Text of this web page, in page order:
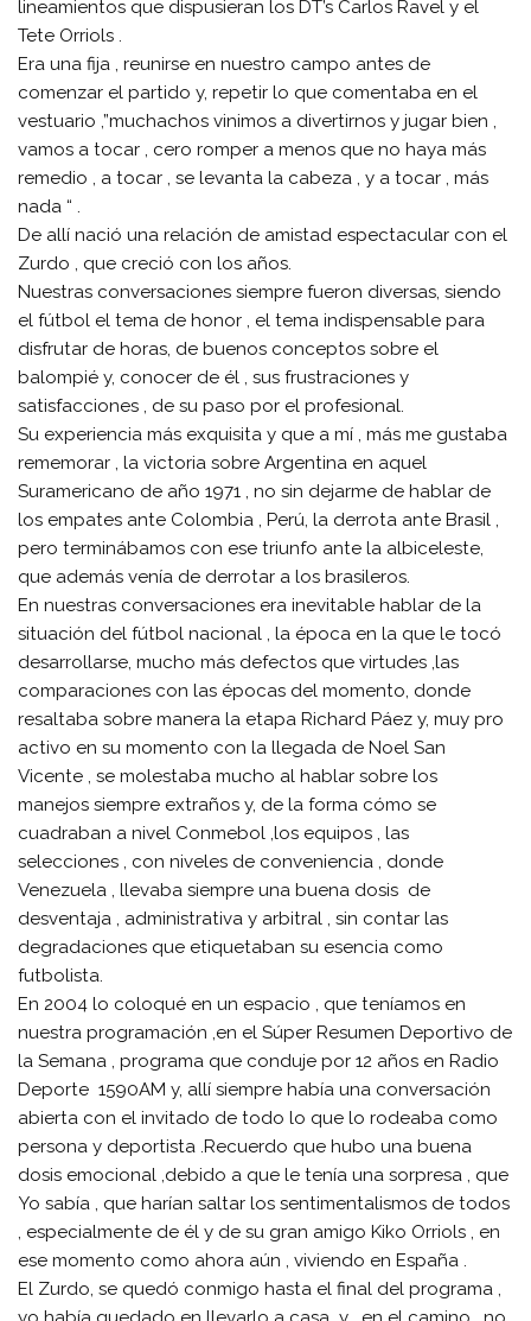
lineamientos que dispusieran los DT’s Carlos Ravel y el
Tete Orriols .
Era una fija , reunirse en nuestro campo antes de
comenzar el partido y, repetir lo que comentaba en el
vestuario ,”muchachos vinimos a divertirnos y jugar bien ,
vamos a tocar , cero romper a menos que no haya más
remedio , a tocar , se levanta la cabeza , y a tocar , más
nada “ .
De allí nació una relación de amistad espectacular con el
Zurdo , que creció con los años.
Nuestras conversaciones siempre fueron diversas, siendo
el fútbol el tema de honor , el tema indispensable para
disfrutar de horas, de buenos conceptos sobre el
balompié y, conocer de él , sus frustraciones y
satisfacciones , de su paso por el profesional.
Su experiencia más exquisita y que a mí , más me gustaba
rememorar , la victoria sobre Argentina en aquel
Suramericano de año 1971 , no sin dejarme de hablar de
los empates ante Colombia , Perú, la derrota ante Brasil ,
pero terminábamos con ese triunfo ante la albiceleste,
que además venía de derrotar a los brasileros.
En nuestras conversaciones era inevitable hablar de la
situación del fútbol nacional , la época en la que le tocó
desarrollarse, mucho más defectos que virtudes ,las
comparaciones con las épocas del momento, donde
resaltaba sobre manera la etapa Richard Páez y, muy pro
activo en su momento con la llegada de Noel San
Vicente , se molestaba mucho al hablar sobre los
manejos siempre extraños y, de la forma cómo se
cuadraban a nivel Conmebol ,los equipos , las
selecciones , con niveles de conveniencia , donde
Venezuela , llevaba siempre una buena dosis de
desventaja , administrativa y arbitral , sin contar las
degradaciones que etiquetaban su esencia como
futbolista.
En 2004 lo coloqué en un espacio , que teníamos en
nuestra programación ,en el Súper Resumen Deportivo de
la Semana , programa que conduje por 12 años en Radio
Deporte 1590AM y, allí siempre había una conversación
abierta con el invitado de todo lo que lo rodeaba como
persona y deportista .Recuerdo que hubo una buena
dosis emocional ,debido a que le tenía una sorpresa , que
Yo sabía , que harían saltar los sentimentalismos de todos
, especialmente de él y de su gran amigo Kiko Orriols , en
ese momento como ahora aún , viviendo en España .
El Zurdo, se quedó conmigo hasta el final del programa ,